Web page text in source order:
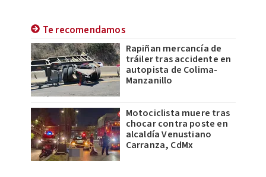
Te recomendamos
Rapiñan mercancía de
tráiler tras accidente en
autopista de Colima-
Manzanillo
Motociclista muere tras
chocar contra poste en
alcaldía Venustiano
Carranza, CdMx